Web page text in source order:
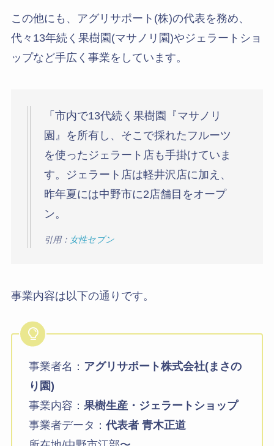
この他にも、アグリサポート(株)の代表を務め、
代々13年続く果樹園(マサノリ園)やジェラートショ
ップなど手広く事業をしています。
「市内で13代続く果樹園『マサノリ
園』を所有し、そこで採れたフルーツ
を使ったジェラート店も手掛けていま
す。ジェラート店は軽井沢店に加え、
昨年夏には中野市に2店舗目をオープ
ン。
引用： 女性セブン
事業内容は以下の通りです。
事業者名： アグリサポート株式会社(まさの
り園)
事業内容： 果樹生産・ジェラートショップ
事業者データ： 代表者 青木正道